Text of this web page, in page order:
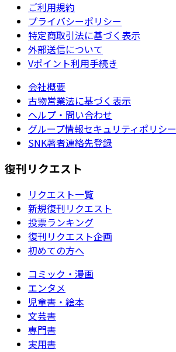
ご利用規約
プライバシーポリシー
特定商取引法に基づく表示
外部送信について
Vポイント利用手続き
会社概要
古物営業法に基づく表示
ヘルプ・問い合わせ
グループ情報セキュリティポリシー
SNK著者連絡先登録
復刊リクエスト
リクエスト一覧
新規復刊リクエスト
投票ランキング
復刊リクエスト企画
初めての方へ
コミック・漫画
エンタメ
児童書・絵本
文芸書
専門書
実用書